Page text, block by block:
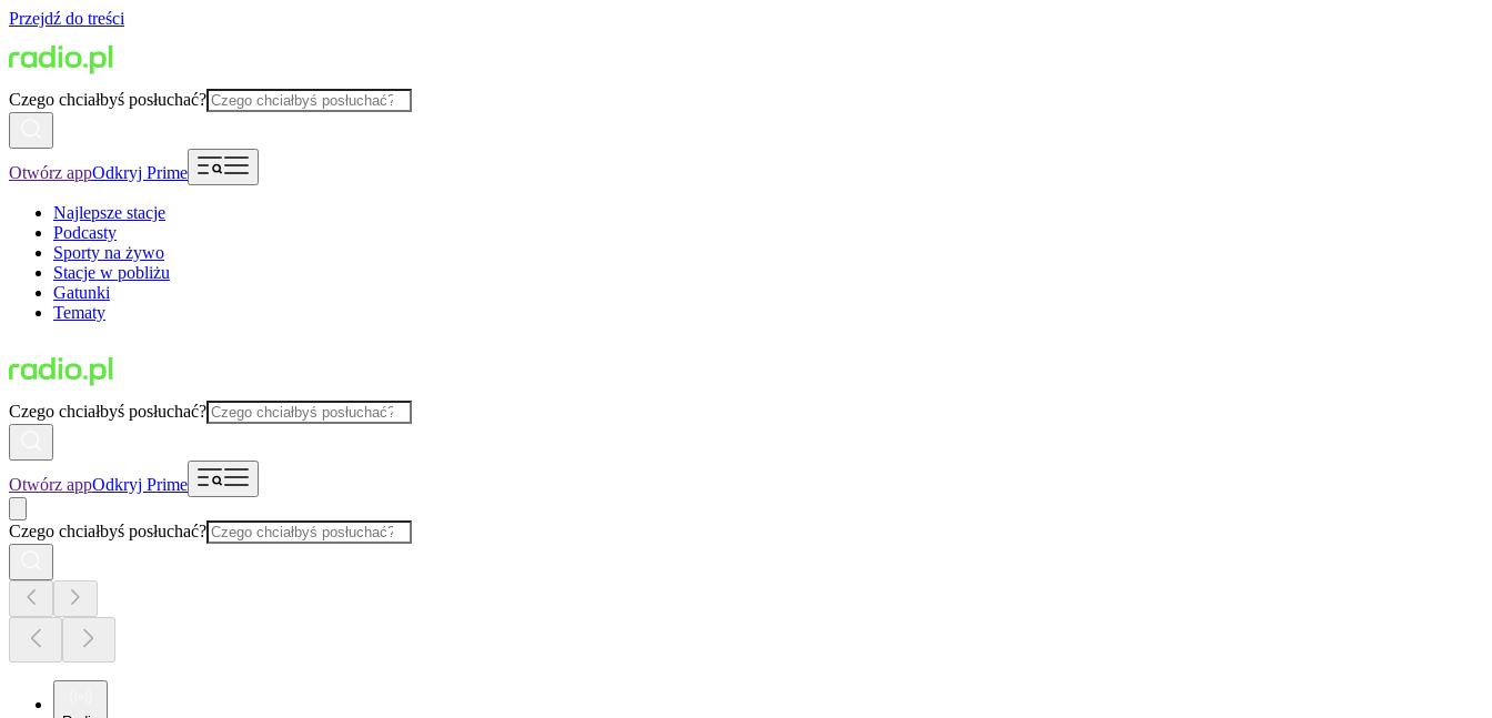
Przejdź do treści
Czego chciałbyś posłuchać?
Otwórz appOdkryj Prime
Najlepsze stacje
Podcasty
Sporty na żywo
Stacje w pobliżu
Gatunki
Tematy
Czego chciałbyś posłuchać?
Otwórz appOdkryj Prime
Czego chciałbyś posłuchać?